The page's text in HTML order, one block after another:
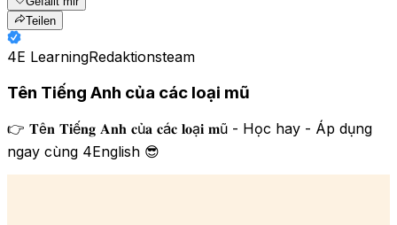
Teilen
4E LearningRedaktionsteam
Tên Tiếng Anh của các loại mũ
👉 𝐓ê𝐧 𝐓𝐢ế𝐧𝐠 𝐀𝐧𝐡 𝐜ủ𝐚 𝐜á𝐜 𝐥𝐨ạ𝐢 𝐦ũ - Học hay - Áp dụng
ngay cùng 4English 😎